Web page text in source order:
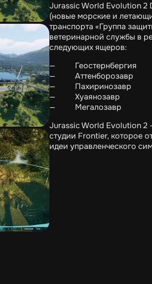
Jurassic World Evolution 2
(новые морские и
транспорта «Группа
ветеринарной службы в
следующих ящеров:
— Геостернбергия
— Аттенборозавр
— Пахиринозавр
— Хуаянозавр
— Мегалозавр
Jurassic World Evolution 2
студии Frontier, которое
идеи управленческого